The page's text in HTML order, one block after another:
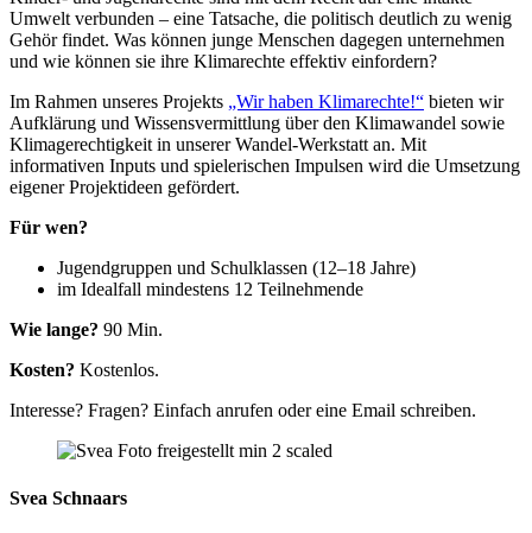
Umwelt verbunden – eine Tatsache, die politisch deutlich zu wenig
Gehör findet. Was können junge Menschen dagegen unternehmen
und wie können sie ihre Klimarechte effektiv einfordern?
Im Rahmen unseres Projekts „Wir haben Klimarechte!“ bieten wir
Aufklärung und Wissensvermittlung über den Klimawandel sowie
Klimagerechtigkeit in unserer Wandel-Werkstatt an. Mit
informativen Inputs und spielerischen Impulsen wird die Umsetzung
eigener Projektideen gefördert.
Für wen?
Jugendgruppen und Schulklassen (12–18 Jahre)
im Idealfall mindestens 12 Teilnehmende
Wie lange? 90 Min.
Kosten? Kostenlos.
Interesse? Fragen? Einfach anrufen oder eine Email schreiben.
Svea Schnaars